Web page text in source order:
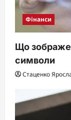
Фінанси
Що
символи
Стаценко